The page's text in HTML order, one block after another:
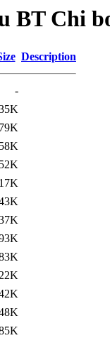
BT Chi
Description
-
79K